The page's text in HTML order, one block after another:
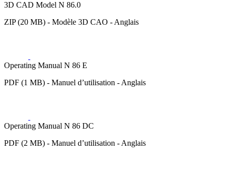
3D CAD Model N 86.0
ZIP (20 MB) - Modèle 3D CAO - Anglais
Operating Manual N 86 E
PDF (1 MB) - Manuel d’utilisation - Anglais
Operating Manual N 86 DC
PDF (2 MB) - Manuel d’utilisation - Anglais